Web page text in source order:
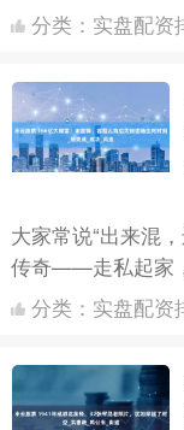
分类： 实盘配资
大家常说“出来混
传奇——走私起家
功积累了人生的第
分类： 实盘配资